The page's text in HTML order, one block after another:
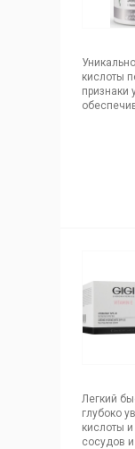
кислоты
признаки
Легкий
глубоко
кислоты
сосудов